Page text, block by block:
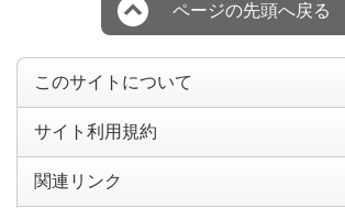
ページの先頭へ戻る
このサイトについて
サイト利用規約
関連リンク